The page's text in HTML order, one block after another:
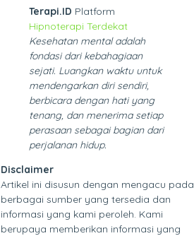
Terapi.ID Platform
Hipnoterapi Terdekat
Kesehatan mental adalah
fondasi dari kebahagiaan
sejati. Luangkan waktu untuk
mendengarkan diri sendiri,
berbicara dengan hati yang
tenang, dan menerima setiap
perasaan sebagai bagian dari
perjalanan hidup.
Disclaimer
Artikel ini disusun dengan mengacu pada
berbagai sumber yang tersedia dan
informasi yang kami peroleh. Kami
berupaya memberikan informasi yang